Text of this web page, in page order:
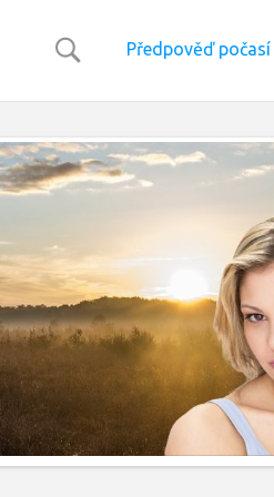
Předpověď počasí